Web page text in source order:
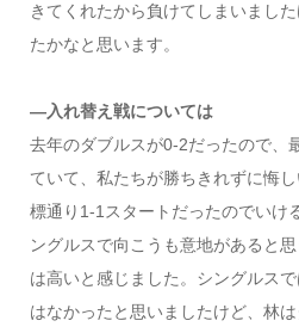
きてくれたから負けてしまいまし
たかなと思います。
―入れ替え戦については
去年のダブルスが0-2だったので、
ていて、私たちが勝ちきれずに悔
標通り1-1スタートだったのでいけ
ングルスで向こうも意地があると
は高いと感じました。シングルス
はなかったと思いましたけど、林